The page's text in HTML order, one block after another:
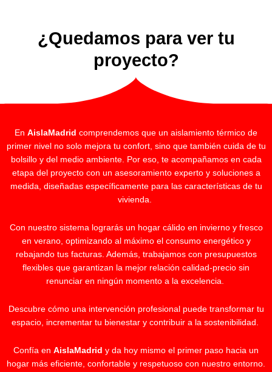
¿Quedamos para ver tu
proyecto?
En AislaMadrid comprendemos que un aislamiento térmico de
primer nivel no solo mejora tu confort, sino que también cuida de tu
bolsillo y del medio ambiente. Por eso, te acompañamos en cada
etapa del proyecto con un asesoramiento experto y soluciones a
medida, diseñadas específicamente para las características de tu
vivienda.
Con nuestro sistema lograrás un hogar cálido en invierno y fresco
en verano, optimizando al máximo el consumo energético y
rebajando tus facturas. Además, trabajamos con presupuestos
flexibles que garantizan la mejor relación calidad-precio sin
renunciar en ningún momento a la excelencia.
Descubre cómo una intervención profesional puede transformar tu
espacio, incrementar tu bienestar y contribuir a la sostenibilidad.
Confía en AislaMadrid y da hoy mismo el primer paso hacia un
hogar más eficiente, confortable y respetuoso con nuestro entorno.